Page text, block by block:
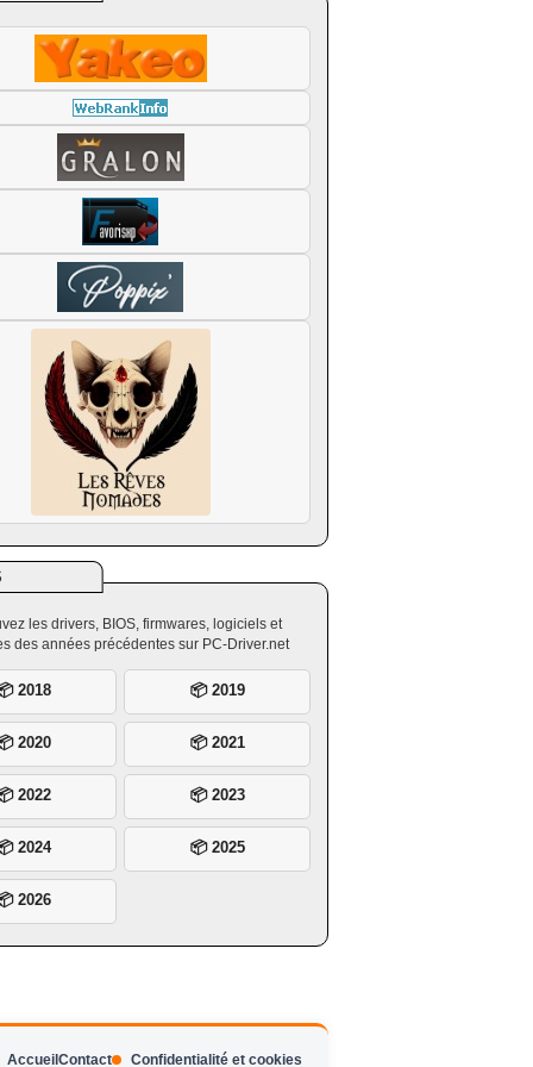
les drivers, BIOS, firmwares, logiciels et
des années précédentes sur PC-Driver.net
2018 📦 2019
2020 📦 2021
2022 📦 2023
2024 📦 2025
2026
Accueil Contact Confidentialité et cookies